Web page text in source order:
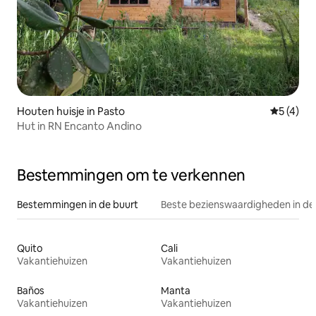
Houten huisje in Pasto
5 (4)
Hut in RN Encanto Andino
Bestemmingen om te verkennen
Bestemmingen in de buurt Beste bezienswaardigheden in
Quito
Vakantiehuizen
Cali
Vakantiehuizen
Baños
Vakantiehuizen
Manta
Vakantiehuizen